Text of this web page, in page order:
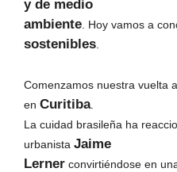
y de medio
ambiente . Hoy vamos a
sostenibles
Comenzamos nuestra vuelta
en Curitiba.
La cuidad brasileña ha
urbanista Jaime
Lerner convirtiéndose en